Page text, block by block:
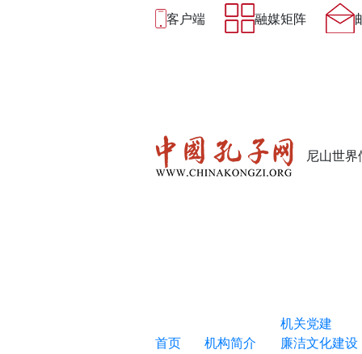
客户端 融媒矩阵
尼山世
首页 机构简介
机关党建
廉洁文化建设